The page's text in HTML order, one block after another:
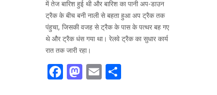
में तेज बारिश हुई थी और बारिश का पानी अप-डाउन
ट्रैक के बीच बनी नाली से बहता हुआ अप ट्रैक तक
पंहुचा, जिसकी वजह से ट्रैक के पास के पत्थर बह गए
थे और ट्रैक धंस गया था। रेलवे ट्रैक का सुधार कार्य
रात तक जारी रहा।
Facebook
Mastodon
Email